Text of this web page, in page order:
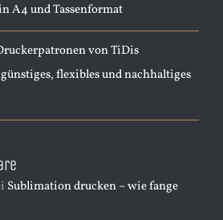
A4 und Tassenformat
von TiDis
flexibles und nachhaltiges
Sublimation drucken – wie fange